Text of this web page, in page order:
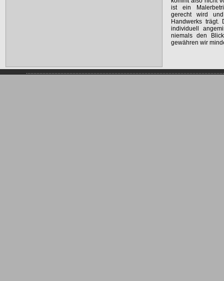
ist ein
gerecht wird
Handwerks trägt.
individuell
niemals den
gewähren wir